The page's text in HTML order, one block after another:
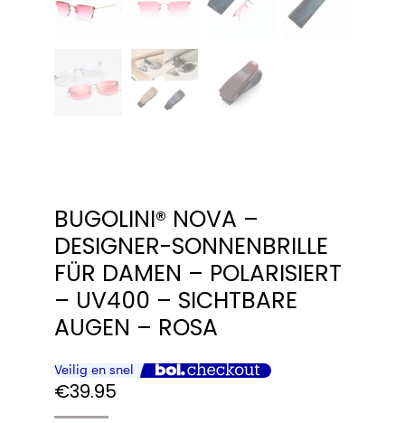
BUGOLINI® NOVA –
DESIGNER-SONNENBRILLE
FÜR DAMEN – POLARISIERT
– UV400 – SICHTBARE
AUGEN – ROSA
€39.95